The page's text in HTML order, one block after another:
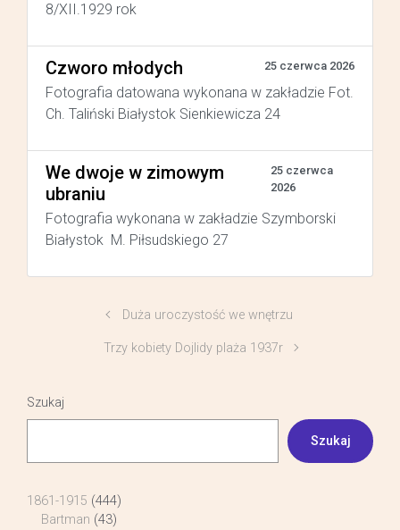
8/XII.1929 rok
Czworo młodych 25 czerwca 2026
Fotografia datowana wykonana w zakładzie Fot.
Ch. Taliński Białystok Sienkiewicza 24
We dwoje w zimowym
ubraniu
25 czerwca
2026
Fotografia wykonana w zakładzie Szymborski
Białystok M. Piłsudskiego 27
Duża uroczystość we wnętrzu
Trzy kobiety Dojlidy plaża 1937r
Szukaj
Szukaj
1861-1915 (444)
Bartman (43)